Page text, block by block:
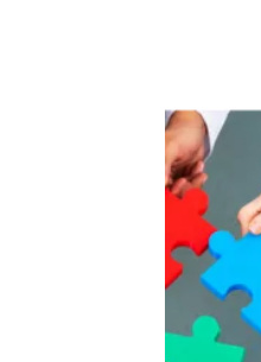
Systeme übrig zu